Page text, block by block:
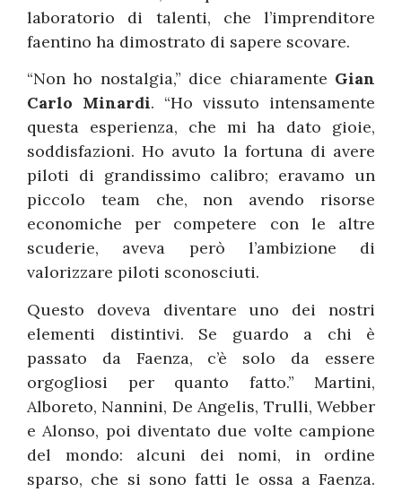
laboratorio di talenti, che l’imprenditore
faentino ha dimostrato di sapere scovare.
“Non ho nostalgia,” dice chiaramente Gian
Carlo Minardi. “Ho vissuto intensamente
questa esperienza, che mi ha dato gioie,
soddisfazioni. Ho avuto la fortuna di avere
piloti di grandissimo calibro; eravamo un
piccolo team che, non avendo risorse
economiche per competere con le altre
scuderie, aveva però l’ambizione di
valorizzare piloti sconosciuti.
Questo doveva diventare uno dei nostri
elementi distintivi. Se guardo a chi è
passato da Faenza, c’è solo da essere
orgogliosi per quanto fatto.” Martini,
Alboreto, Nannini, De Angelis, Trulli, Webber
e Alonso, poi diventato due volte campione
del mondo: alcuni dei nomi, in ordine
sparso, che si sono fatti le ossa a Faenza.